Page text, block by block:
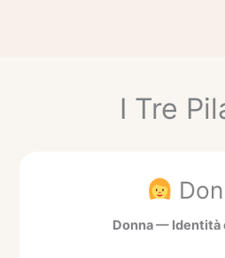
I Tre
Donna — Identità